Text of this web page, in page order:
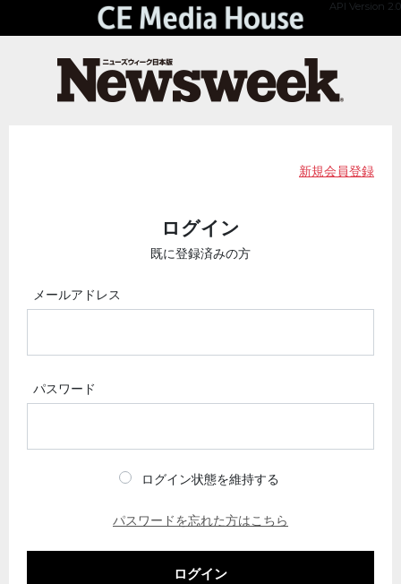
API Version 2.0
新規会員登録
ログイン
既に登録済みの方
メールアドレス
パスワード
ログイン状態を維持する
パスワードを忘れた方はこちら
ログイン